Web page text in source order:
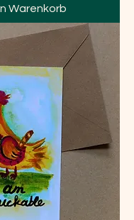
Warenkorb